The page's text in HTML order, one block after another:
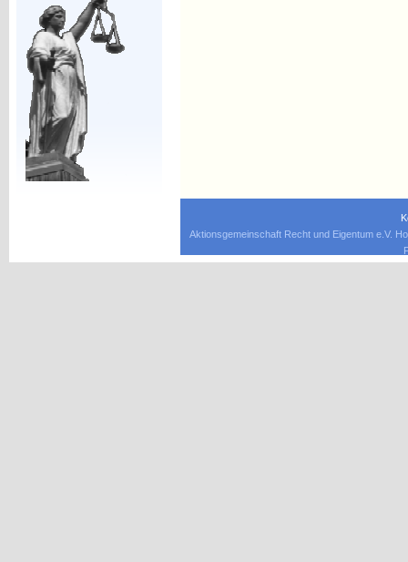
Aktionsgemeinschaft Recht und Eigentum e.V.